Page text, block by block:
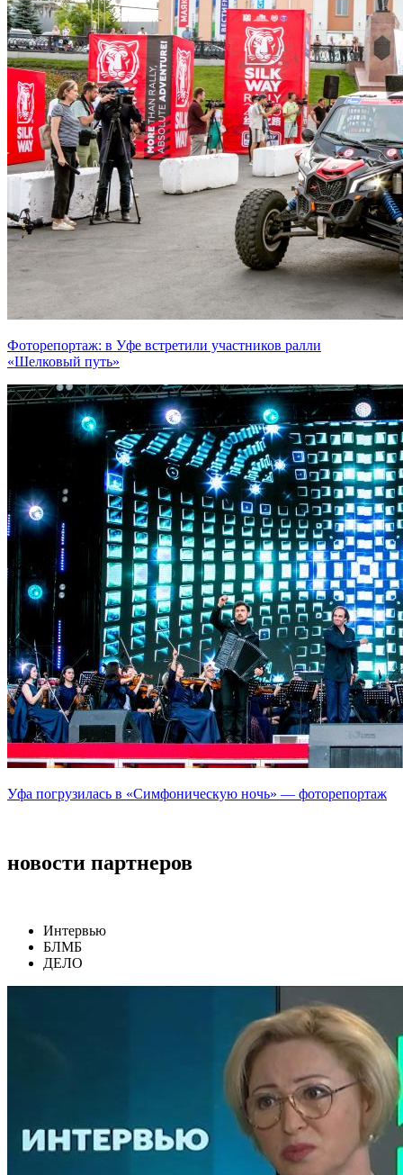
Фоторепортаж: в Уфе встретили участников ралли
«Шелковый путь»
Уфа погрузилась в «Симфоническую ночь» — фоторепортаж
новости партнеров
Интервью
БЛМБ
ДЕЛО